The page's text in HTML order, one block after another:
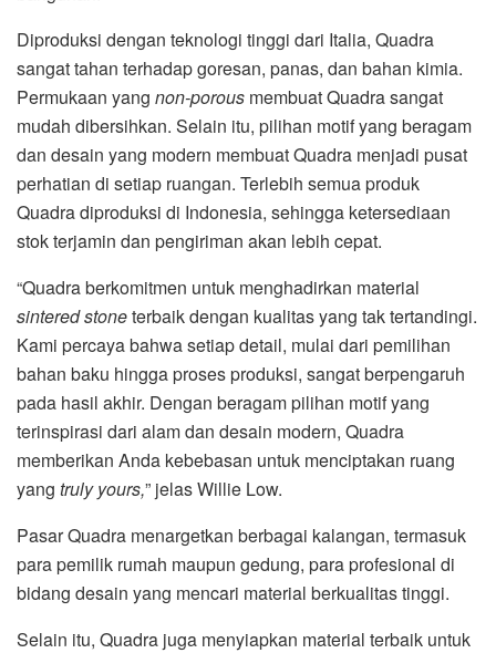
Diproduksi dengan teknologi tinggi dari Italia, Quadra
sangat tahan terhadap goresan, panas, dan bahan kimia.
Permukaan yang non-porous membuat Quadra sangat
mudah dibersihkan. Selain itu, pilihan motif yang beragam
dan desain yang modern membuat Quadra menjadi pusat
perhatian di setiap ruangan. Terlebih semua produk
Quadra diproduksi di Indonesia, sehingga ketersediaan
stok terjamin dan pengiriman akan lebih cepat.
“Quadra berkomitmen untuk menghadirkan material
sintered stoneterbaik dengan kualitas yang tak tertandingi.
Kami percaya bahwa setiap detail, mulai dari pemilihan
bahan baku hingga proses produksi, sangat berpengaruh
pada hasil akhir. Dengan beragam pilihan motif yang
terinspirasi dari alam dan desain modern, Quadra
memberikan Anda kebebasan untuk menciptakan ruang
yang truly yours,” jelas Willie Low.
Pasar Quadra menargetkan berbagai kalangan, termasuk
para pemilik rumah maupun gedung, para profesional di
bidang desain yang mencari material berkualitas tinggi.
Selain itu, Quadra juga menyiapkan material terbaik untuk